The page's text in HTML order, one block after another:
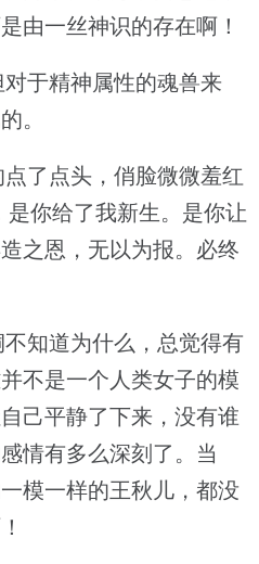
由一丝神识的存在啊！
于精神属性的魂兽来
。
了点头，俏脸微微羞红
是你给了我新生。是你让
之恩，无以为报。必终
知道为什么，总觉得有
不是一个人类女子的模
己平静了下来，没有谁
情有多么深刻了。当
模一样的王秋儿，都没